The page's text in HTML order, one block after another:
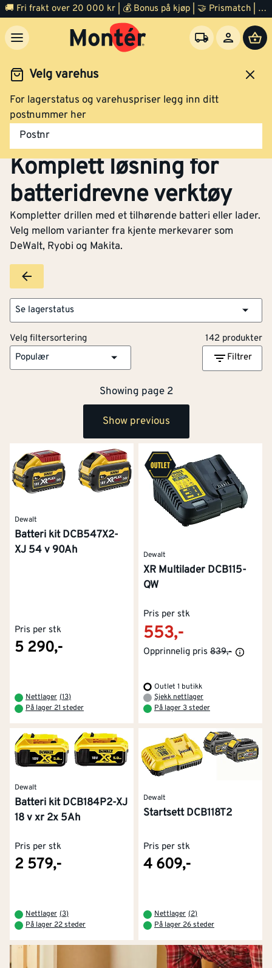
🚚 Fri frakt over 20 000 kr | 💰 Bonus på kjøp | 🤝 Prismatch | ⭐ 100% fornøyd garanti | 🏪 140 byggevarehus
Velg varehus
For lagerstatus og varehuspriser legg inn ditt
postnummer her
Postnr
Verktøy El verktøy
Batteri og lader –
Komplett løsning for
batteridrevne verktøy
Kompletter drillen med et tilhørende batteri eller lader.
Velg mellom varianter fra kjente merkevarer som
DeWalt, Ryobi og Makita.
Se lagerstatus
Velg filtersortering
142 produkter
Populær
Filtrer
Showing page 2
Show previous
Dewalt
Batteri kit DCB547X2-
XJ 54 v 90Ah
Pris per stk
5 290,-
Nettlager (13)
På lager 21 steder
Dewalt
XR Multilader DCB115-
QW
Pris per stk
553,-
Opprinnelig pris 839,-
Outlet 1 butikk
Sjekk nettlager
På lager 3 steder
Dewalt
Batteri kit DCB184P2-XJ
18 v xr 2x 5Ah
Pris per stk
2 579,-
Nettlager (3)
På lager 22 steder
Dewalt
Startsett DCB118T2
Pris per stk
4 609,-
Nettlager (2)
På lager 26 steder